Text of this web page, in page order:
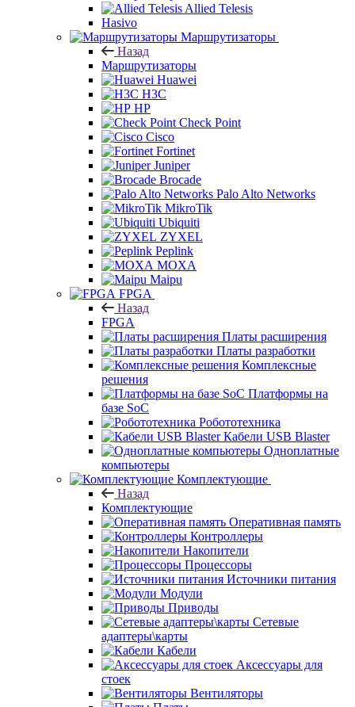
Allied Telesis
Hasivo
Маршрутизаторы
Назад
Маршрутизаторы
Huawei
H3C
HP
Check Point
Cisco
Fortinet
Juniper
Brocade
Palo Alto Networks
MikroTik
Ubiquiti
ZYXEL
Peplink
MOXA
Maipu
FPGA
Назад
FPGA
Платы расширения
Платы разработки
Комплексные
решения
Платформы на
базе SoC
Робототехника
Кабели USB Blaster
Одноплатные
компьютеры
Комплектующие
Назад
Комплектующие
Оперативная память
Контроллеры
Накопители
Процессоры
Источники питания
Модули
Приводы
Сетевые
адаптеры\карты
Кабели
Аксессуары для
стоек
Вентиляторы